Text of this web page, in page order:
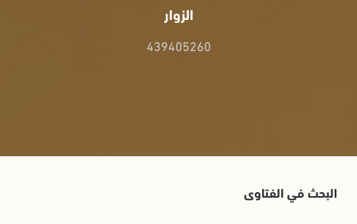
الزوار
439405260
البحث في الفتاوى